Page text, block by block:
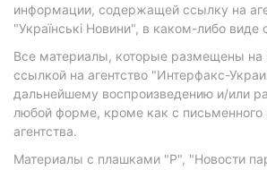
информации, содержащей ссылку на
"Українські Новини", в каком-либо
Все материалы, которые размещены на
ссылкой на агентство "Интерфакс-
дальнейшему воспроизведению и/или
любой форме, кроме как с письменного
агентства.
Материалы с плашками "Р", "Новости